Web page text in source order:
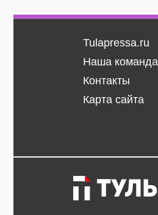
Tulapressa.ru
Наша команда
Контакты
Карта сайта